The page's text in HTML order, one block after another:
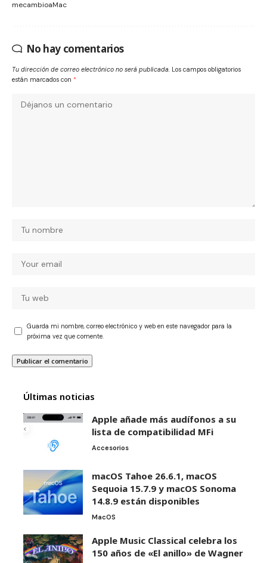
mecambioaMac
No hay comentarios
Tu dirección de correo electrónico no será publicada. Los campos obligatorios
están marcados con *
Guarda mi nombre, correo electrónico y web en este navegador para la
próxima vez que comente.
Últimas noticias
Apple añade más audífonos a su
lista de compatibilidad MFi
Accesorios
macOS Tahoe 26.6.1, macOS
Sequoia 15.7.9 y macOS Sonoma
14.8.9 están disponibles
MacOS
Apple Music Classical celebra los
150 años de «El anillo» de Wagner